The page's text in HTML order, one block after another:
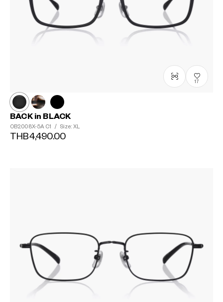
17
BACK in BLACK
OB2008X-5A C1 / Size: XL
THB4,490.00